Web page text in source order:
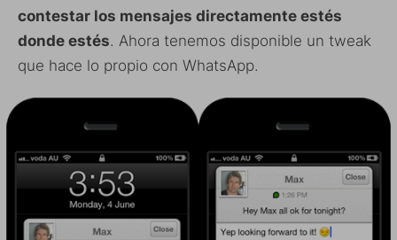
contestar los mensajes directamente estés
donde estés. Ahora tenemos disponible un tweak
que hace lo propio con WhatsApp.